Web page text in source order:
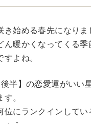
始める春先になりま
ん暖かくなってくる
よね。
半】の恋愛運がいい
。
位にランクインして